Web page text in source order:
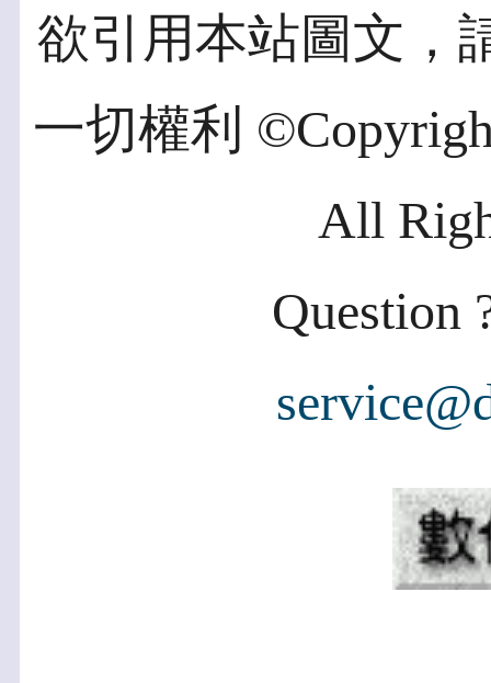
欲引用本站圖文，
一切權利
All
Question